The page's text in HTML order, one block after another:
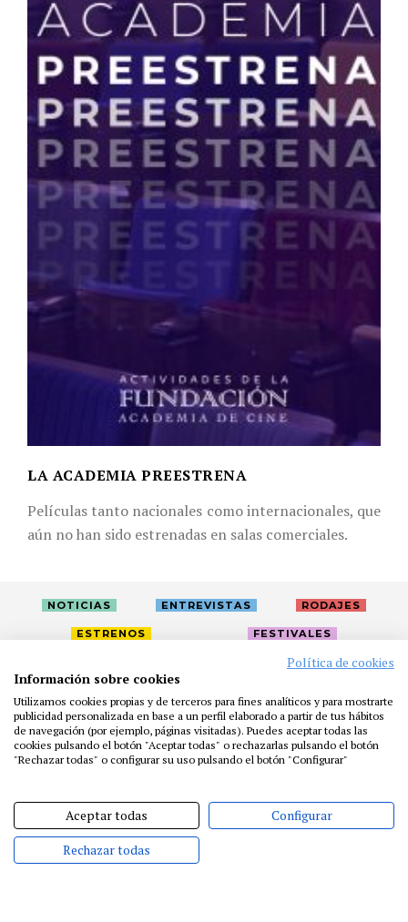
LA ACADEMIA PREESTRENA
Películas tanto nacionales como internacionales, que
aún no han sido estrenadas en salas comerciales.
NOTICIAS ENTREVISTAS RODAJES
ESTRENOS FESTIVALES
PRENSA
FUNDACIÓN RESIDENCIAS
AYUDAS
BIBLIOTECA
PUBLICACIONES
CONTACTO
Política de cookies
Información sobre cookies
Utilizamos cookies propias y de terceros para fines analíticos y para mostrarte
publicidad personalizada en base a un perfil elaborado a partir de tus hábitos
de navegación (por ejemplo, páginas visitadas). Puedes aceptar todas las
cookies pulsando el botón "Aceptar todas" o rechazarlas pulsando el botón
"Rechazar todas" o configurar su uso pulsando el botón "Configurar"
Aceptar todas Configurar
Rechazar todas